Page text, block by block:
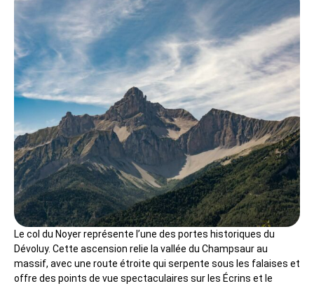
Le col du Noyer représente l’une des portes historiques du
Dévoluy. Cette ascension relie la vallée du Champsaur au
massif, avec une route étroite qui serpente sous les falaises et
offre des points de vue spectaculaires sur les Écrins et le